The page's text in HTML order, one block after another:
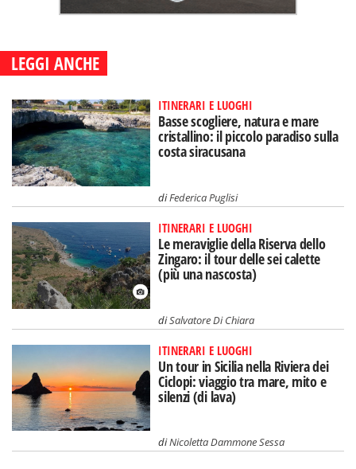
LEGGI ANCHE
ITINERARI E LUOGHI
Basse scogliere, natura e mare
cristallino: il piccolo paradiso sulla
costa siracusana
diFederica Puglisi
ITINERARI E LUOGHI
Le meraviglie della Riserva dello
Zingaro: il tour delle sei calette
(più una nascosta)
diSalvatore Di Chiara
ITINERARI E LUOGHI
Un tour in Sicilia nella Riviera dei
Ciclopi: viaggio tra mare, mito e
silenzi (di lava)
diNicoletta Dammone Sessa